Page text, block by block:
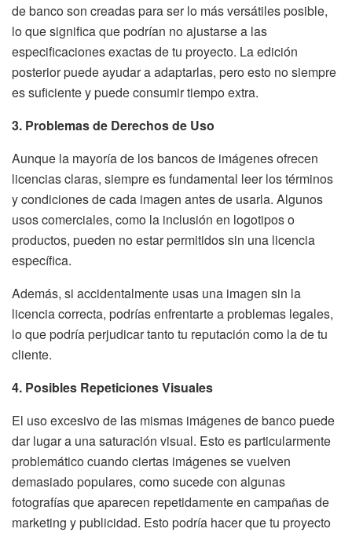
de banco son creadas para ser lo más versátiles posible,
lo que significa que podrían no ajustarse a las
especificaciones exactas de tu proyecto. La edición
posterior puede ayudar a adaptarlas, pero esto no siempre
es suficiente y puede consumir tiempo extra.
3. Problemas de Derechos de Uso
Aunque la mayoría de los bancos de imágenes ofrecen
licencias claras, siempre es fundamental leer los términos
y condiciones de cada imagen antes de usarla. Algunos
usos comerciales, como la inclusión en logotipos o
productos, pueden no estar permitidos sin una licencia
específica.
Además, si accidentalmente usas una imagen sin la
licencia correcta, podrías enfrentarte a problemas legales,
lo que podría perjudicar tanto tu reputación como la de tu
cliente.
4. Posibles Repeticiones Visuales
El uso excesivo de las mismas imágenes de banco puede
dar lugar a una saturación visual. Esto es particularmente
problemático cuando ciertas imágenes se vuelven
demasiado populares, como sucede con algunas
fotografías que aparecen repetidamente en campañas de
marketing y publicidad. Esto podría hacer que tu proyecto